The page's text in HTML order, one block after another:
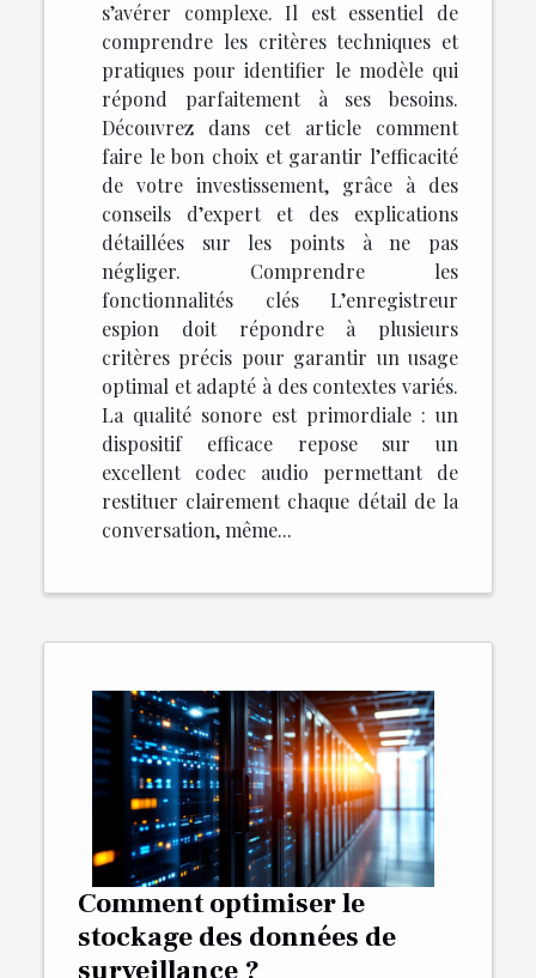
s’avérer complexe. Il est essentiel de
comprendre les critères techniques et
pratiques pour identifier le modèle qui
répond parfaitement à ses besoins.
Découvrez dans cet article comment
faire le bon choix et garantir l’efficacité
de votre investissement, grâce à des
conseils d’expert et des explications
détaillées sur les points à ne pas
négliger. Comprendre les
fonctionnalités clés L’enregistreur
espion doit répondre à plusieurs
critères précis pour garantir un usage
optimal et adapté à des contextes variés.
La qualité sonore est primordiale : un
dispositif efficace repose sur un
excellent codec audio permettant de
restituer clairement chaque détail de la
conversation, même...
Comment optimiser le
stockage des données de
surveillance ?